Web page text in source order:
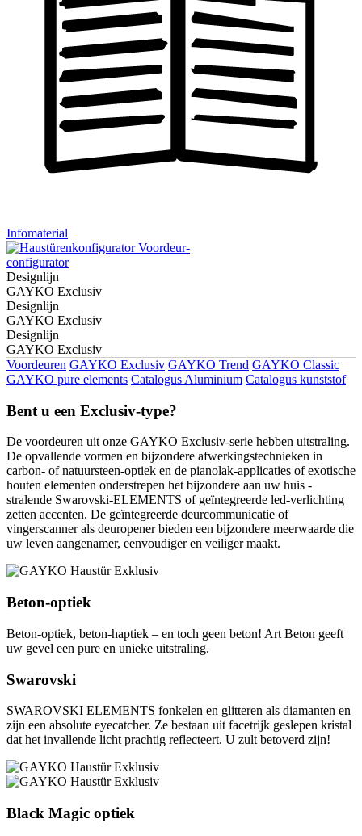
Infomaterial
Voordeur-
configurator
Designlijn
GAYKO Exclusiv
Designlijn
GAYKO Exclusiv
Designlijn
GAYKO Exclusiv
Voordeuren GAYKO Exclusiv GAYKO Trend GAYKO Classic
GAYKO pure elements Catalogus Aluminium Catalogus kunststof
Bent u een Exclusiv-type?
De voordeuren uit onze GAYKO Exclusiv-serie hebben uitstraling.
De opvallende vormen en bijzondere afwerkingstechnieken in
carbon- of natuursteen-optiek en de pianolak-applicaties of exotische
houten elementen onderstrepen het bijzondere aan uw huis -
stralende Swarovski-ELEMENTS of geïntegreerde led-verlichting
zetten accenten. De geïntegreerde deurcommunicatie of
vingerscanner als deuropener bieden een bijzondere meerwaarde die
uw leven aangenamer, eenvoudiger en veiliger maakt.
Beton-optiek
Beton-optiek, beton-haptiek – en toch geen beton! Art Beton geeft
uw gevel een pure en unieke uitstraling.
Swarovski
SWAROVSKI ELEMENTS fonkelen en glitteren als diamanten en
zijn een absolute eyecatcher. Ze bestaan uit facetrijk geslepen kristal
dat het invallende licht prachtig reflecteert. U zult betoverd zijn!
Black Magic optiek